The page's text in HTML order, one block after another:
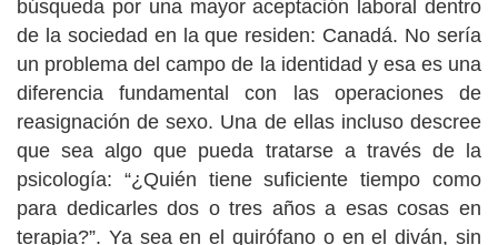
búsqueda por una mayor aceptación laboral dentro
de la sociedad en la que residen: Canadá. No sería
un problema del campo de la identidad y esa es una
diferencia fundamental con las operaciones de
reasignación de sexo. Una de ellas incluso descree
que sea algo que pueda tratarse a través de la
psicología: “¿Quién tiene suficiente tiempo como
para dedicarles dos o tres años a esas cosas en
terapia?”. Ya sea en el quirófano o en el diván, sin